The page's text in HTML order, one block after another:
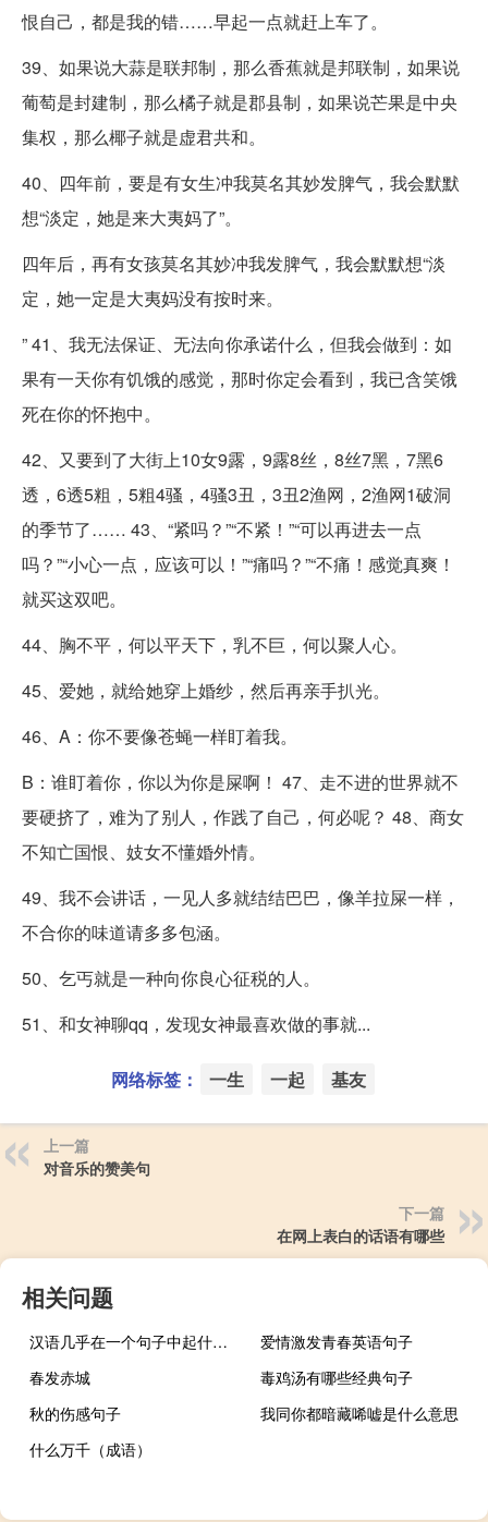
恨自己，都是我的错……早起一点就赶上车了。
39、如果说大蒜是联邦制，那么香蕉就是邦联制，如果说
葡萄是封建制，那么橘子就是郡县制，如果说芒果是中央
集权，那么椰子就是虚君共和。
40、四年前，要是有女生冲我莫名其妙发脾气，我会默默
想“淡定，她是来大夷妈了”。
四年后，再有女孩莫名其妙冲我发脾气，我会默默想“淡
定，她一定是大夷妈没有按时来。
” 41、我无法保证、无法向你承诺什么，但我会做到：如
果有一天你有饥饿的感觉，那时你定会看到，我已含笑饿
死在你的怀抱中。
42、又要到了大街上10女9露，9露8丝，8丝7黑，7黑6
透，6透5粗，5粗4骚，4骚3丑，3丑2渔网，2渔网1破洞
的季节了…… 43、“紧吗？”“不紧！”“可以再进去一点
吗？”“小心一点，应该可以！”“痛吗？”“不痛！感觉真爽！
就买这双吧。
44、胸不平，何以平天下，乳不巨，何以聚人心。
45、爱她，就给她穿上婚纱，然后再亲手扒光。
46、A：你不要像苍蝇一样盯着我。
B：谁盯着你，你以为你是屎啊！ 47、走不进的世界就不
要硬挤了，难为了别人，作践了自己，何必呢？ 48、商女
不知亡国恨、妓女不懂婚外情。
49、我不会讲话，一见人多就结结巴巴，像羊拉屎一样，
不合你的味道请多多包涵。
50、乞丐就是一种向你良心征税的人。
51、和女神聊qq，发现女神最喜欢做的事就...
网络标签： 一生 一起 基友
上一篇
对音乐的赞美句
下一篇
在网上表白的话语有哪些
相关问题
汉语几乎在一个句子中起什么作用？可以去掉吗
爱情激发青春英语句子
春发赤城
毒鸡汤有哪些经典句子
秋的伤感句子
我同你都暗藏唏嘘是什么意思
什么万千（成语）